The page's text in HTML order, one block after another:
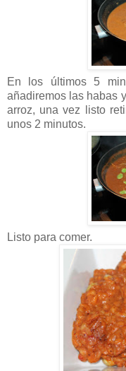
En los últimos 5
añadiremos las habas
arroz, una vez listo
unos 2 minutos.
Listo para comer.